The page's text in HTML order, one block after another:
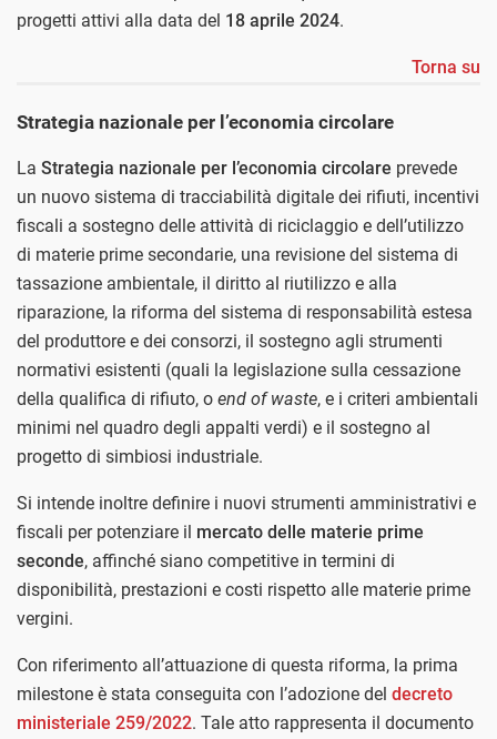
progetti attivi alla data del 18 aprile 2024.
Torna su
Strategia nazionale per l’economia circolare
La Strategia nazionale per l’economia circolare prevede
un nuovo sistema di tracciabilità digitale dei rifiuti, incentivi
fiscali a sostegno delle attività di riciclaggio e dell’utilizzo
di materie prime secondarie, una revisione del sistema di
tassazione ambientale, il diritto al riutilizzo e alla
riparazione, la riforma del sistema di responsabilità estesa
del produttore e dei consorzi, il sostegno agli strumenti
normativi esistenti (quali la legislazione sulla cessazione
della qualifica di rifiuto, o end of waste, e i criteri ambientali
minimi nel quadro degli appalti verdi) e il sostegno al
progetto di simbiosi industriale.
Si intende inoltre definire i nuovi strumenti amministrativi e
fiscali per potenziare il mercato delle materie prime
seconde, affinché siano competitive in termini di
disponibilità, prestazioni e costi rispetto alle materie prime
vergini.
Con riferimento all’attuazione di questa riforma, la prima
milestone è stata conseguita con l’adozione del decreto
ministeriale 259/2022. Tale atto rappresenta il documento